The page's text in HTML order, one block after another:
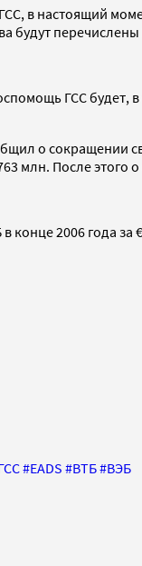
в настоящий
будут перечислены
ГСС будет,
о сокращении
млн. После
конце 2006 года
#EADS #ВТБ#ВЭБ